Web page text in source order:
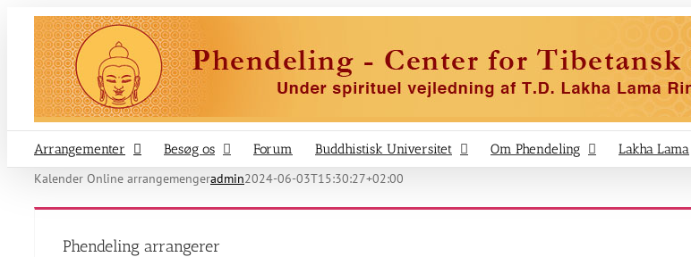
content
Arrangementer Besøg os Forum Buddhistisk Universitet Om Phendeling Lakha Lama
Kalender Online arrangemengeradmin2024-06-03T15:30:27+02:00
Phendeling arrangerer